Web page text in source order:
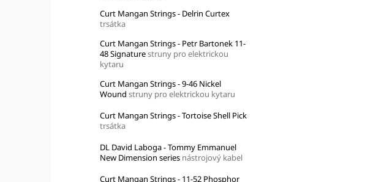
Curt Mangan Strings - Delrin Curtex
trsátka
Curt Mangan Strings - Petr Bartonek 11-
48 Signaturestruny pro elektrickou
kytaru
Curt Mangan Strings - 9-46 Nickel
Wound struny pro elektrickou kytaru
Curt Mangan Strings - Tortoise Shell Pick
trsátka
DL David Laboga - Tommy Emmanuel
New Dimension series nástrojový kabel
Curt Mangan Strings - 11-52 Phosphor